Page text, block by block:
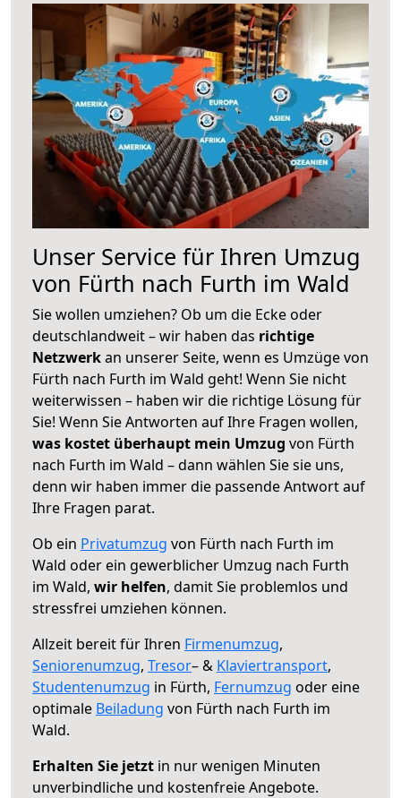
Unser Service für Ihren Umzug
von Fürth nach Furth im Wald
Sie wollen umziehen? Ob um die Ecke oder
deutschlandweit – wir haben das richtige
Netzwerkan unserer Seite, wenn es Umzüge von
Fürth nach Furth im Wald geht! Wenn Sie nicht
weiterwissen – haben wir die richtige Lösung für
Sie! Wenn Sie Antworten auf Ihre Fragen wollen,
was kostet überhaupt mein Umzug von Fürth
nach Furth im Wald – dann wählen Sie sie uns,
denn wir haben immer die passende Antwort auf
Ihre Fragen parat.
Ob ein Privatumzug von Fürth nach Furth im
Wald oder ein gewerblicher Umzug nach Furth
im Wald, wir helfen, damit Sie problemlos und
stressfrei umziehen können.
Allzeit bereit für Ihren Firmenumzug,
Seniorenumzug, Tresor– & Klaviertransport,
Studentenumzug in Fürth, Fernumzug oder eine
optimale Beiladung von Fürth nach Furth im
Wald.
Erhalten Sie jetzt in nur wenigen Minuten
unverbindliche und kostenfreie Angebote.